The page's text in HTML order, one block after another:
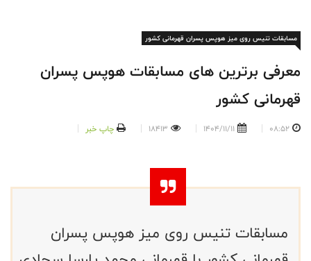
مسابقات تنیس روی میز هوپس پسران قهرمانی کشور
معرفى برترين هاى مسابقات هوپس پسران
قهرمانى كشور
08:52
1404/11/11
18413 چاپ خبر
مسابقات تنيس روى ميز هوپس پسران